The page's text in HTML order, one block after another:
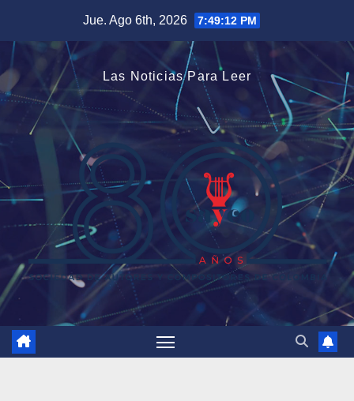
contenido
Jue. Ago 6th, 2026 7:49:13 PM
Las Noticias Para Leer